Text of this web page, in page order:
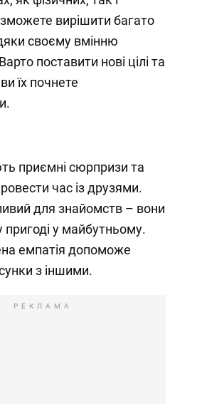
вирішити багато
своєму вмінню
поставити нові цілі та
їх почнете
приємні сюрпризи та
час із друзями.
для знайомств – вони
пригоді у майбутньому.
емпатія допоможе
з іншими.
РЕКЛАМА